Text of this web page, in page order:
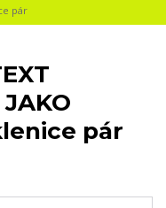
pár
pár